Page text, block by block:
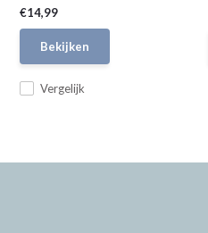
Vergelijk
€14,99
Bekijken